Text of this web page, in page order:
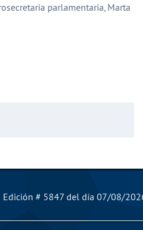
parlamentaria, Marta
Diario
Edición # 5847 del día 07/08/